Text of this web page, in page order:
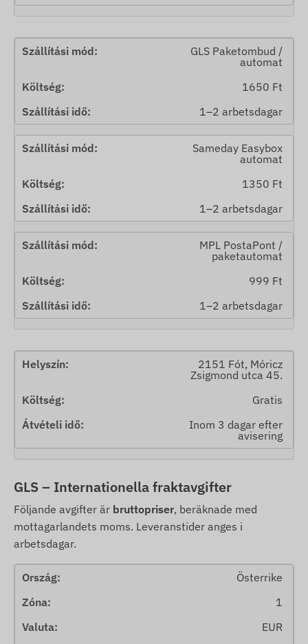
GLS Paketombud /
automat
1650 Ft
1–2 arbetsdagar
Sameday Easybox
automat
1350 Ft
1–2 arbetsdagar
MPL PostaPont /
paketautomat
999 Ft
1–2 arbetsdagar
2151 Fót, Móricz
Zsigmond utca 45.
Gratis
Inom 3 dagar efter
avisering
GLS – Internationella fraktavgifter
Följande avgifter är bruttopriser, beräknade med
mottagarlandets moms. Leveranstider anges i
arbetsdagar.
Österrike
1
EUR